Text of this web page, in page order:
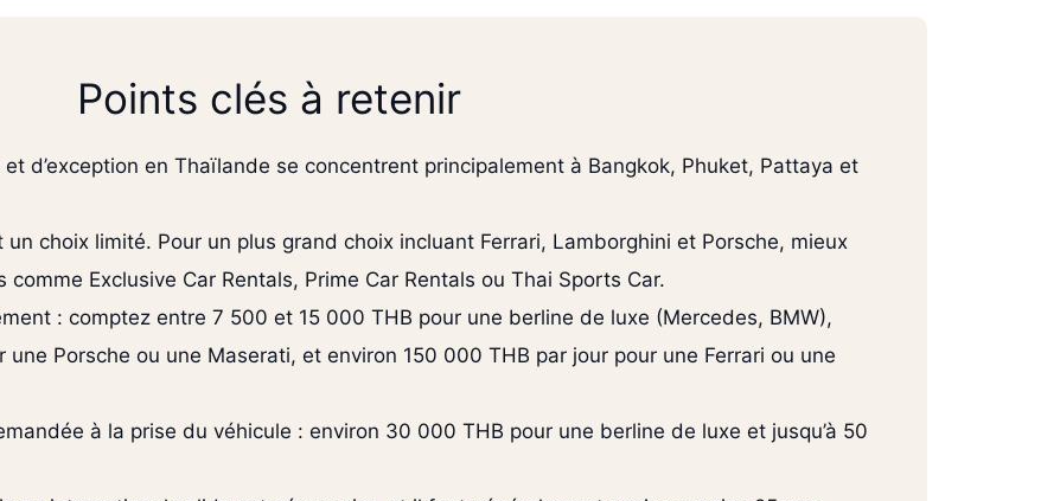
Points clés à retenir
d’exception en Thaïlande se concentrent principalement à Bangkok, Phuket, Pattaya et
choix limité. Pour un plus grand choix incluant Ferrari, Lamborghini et Porsche, mieux
comme Exclusive Car Rentals, Prime Car Rentals ou Thai Sports Car.
: comptez entre 7 500 et 15 000 THB pour une berline de luxe (Mercedes, BMW),
Porsche ou une Maserati, et environ 150 000 THB par jour pour une Ferrari ou une
à la prise du véhicule : environ 30 000 THB pour une berline de luxe et jusqu’à 50